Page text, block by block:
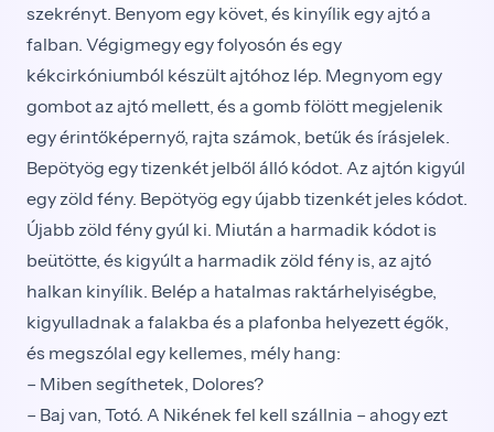
szekrényt. Benyom egy követ, és kinyílik egy ajtó a
falban. Végigmegy egy folyosón és egy
kékcirkóniumból készült ajtóhoz lép. Megnyom egy
gombot az ajtó mellett, és a gomb fölött megjelenik
egy érintőképernyő, rajta számok, betűk és írásjelek.
Bepötyög egy tizenkét jelből álló kódot. Az ajtón kigyúl
egy zöld fény. Bepötyög egy újabb tizenkét jeles kódot.
Újabb zöld fény gyúl ki. Miután a harmadik kódot is
beütötte, és kigyúlt a harmadik zöld fény is, az ajtó
halkan kinyílik. Belép a hatalmas raktárhelyiségbe,
kigyulladnak a falakba és a plafonba helyezett égők,
és megszólal egy kellemes, mély hang:
– Miben segíthetek, Dolores?
– Baj van, Totó. A Nikének fel kell szállnia – ahogy ezt